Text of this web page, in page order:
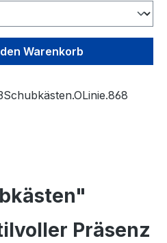
Wert
Warenkorb
Präsenz